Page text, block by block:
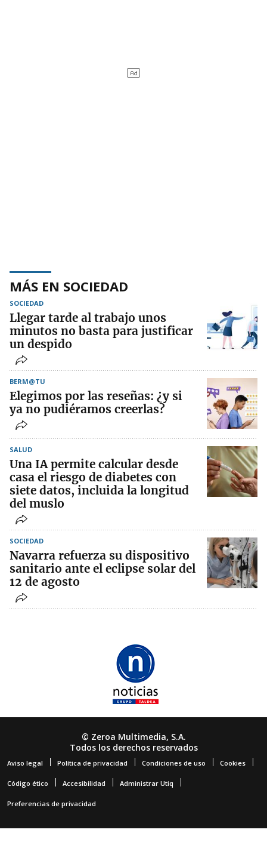
MÁS EN SOCIEDAD
SOCIEDAD
Llegar tarde al trabajo unos
minutos no basta para justificar
un despido
BERM@TU
Elegimos por las reseñas: ¿y si
ya no pudiéramos creerlas?
SALUD
Una IA permite calcular desde
casa el riesgo de diabetes con
siete datos, incluida la longitud
del muslo
SOCIEDAD
Navarra refuerza su dispositivo
sanitario ante el eclipse solar del
12 de agosto
© Zeroa Multimedia, S.A.
Todos los derechos reservados
Aviso legal Política de privacidad Condiciones de uso Cookies
Código ético Accesibilidad Administrar Utiq
Preferencias de privacidad